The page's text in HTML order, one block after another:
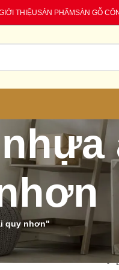
THIỆUSẢN PHẨMSÀN GỖ
quy nhơn"